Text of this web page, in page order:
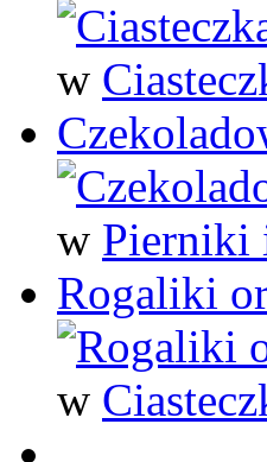
w
w Pierniki
Rogaliki
w